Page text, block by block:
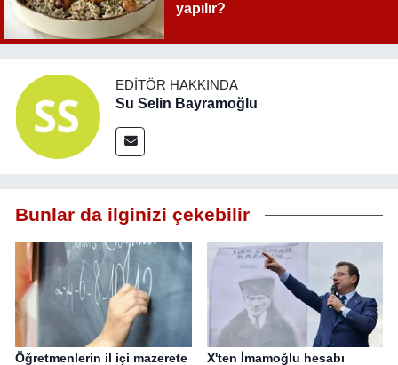
yapılır?
EDITÖR HAKKINDA
Su Selin Bayramoğlu
Bunlar da ilginizi çekebilir
Öğretmenlerin il içi mazerete
X'ten İmamoğlu hesabı